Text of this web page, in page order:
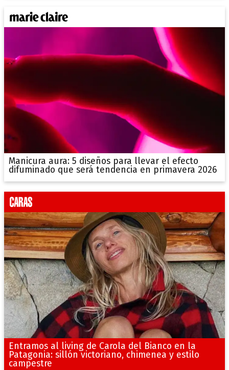
Manicura aura: 5 diseños para llevar el efecto
difuminado que será tendencia en primavera 2026
Entramos al living de Carola del Bianco en la
Patagonia: sillón victoriano, chimenea y estilo
campestre